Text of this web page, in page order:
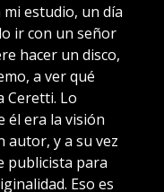
estudio, un día
ir con un señor
hacer un disco,
a ver qué
Ceretti. Lo
él era la visión
autor, y a su vez
publicista para
Eso es